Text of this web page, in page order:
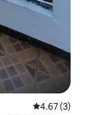
Calificación
4.67 (3)